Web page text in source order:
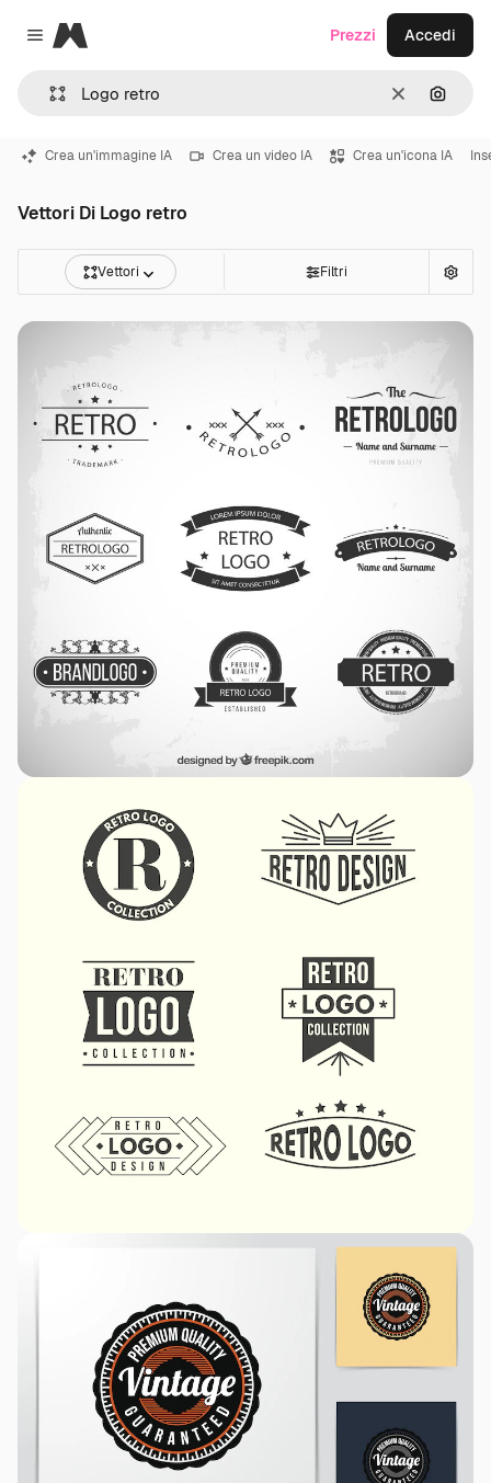
Close menu
Magnific
CancellaCerca
Prezzi Accedi
Crea un'immagine IA Crea un video IA Crea un'icona IA
Vettori Di Logo retro
Vettori Filtri